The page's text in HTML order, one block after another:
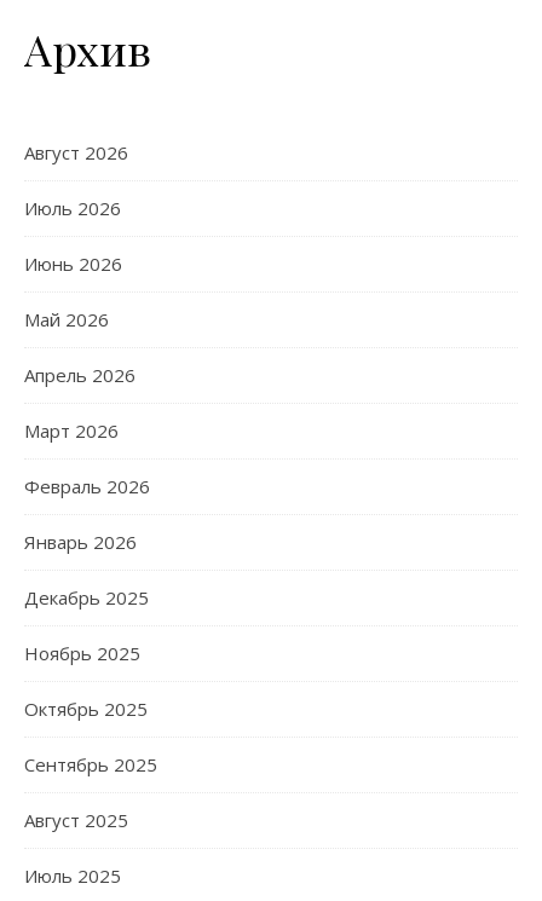
Архив
Август 2026
Июль 2026
Июнь 2026
Май 2026
Апрель 2026
Март 2026
Февраль 2026
Январь 2026
Декабрь 2025
Ноябрь 2025
Октябрь 2025
Сентябрь 2025
Август 2025
Июль 2025